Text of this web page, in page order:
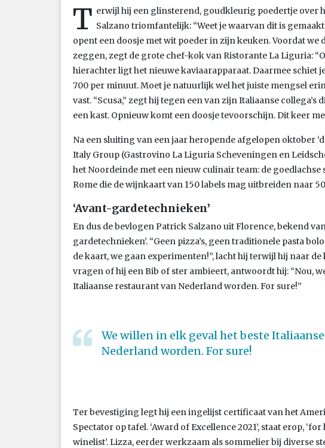
T erwijl hij een glinsterend, goudkleurig poedertje over
Salzano triomfantelijk: “Weet je waarvan dit is
opent een doosje met wit poeder in zijn keuken. Voordat we
zeggen, zegt de grote chef-kok van Ristorante La Liguria:
hierachter ligt het nieuwe kaviaarapparaat. Daarmee schiet
700 per minuut. Moet je natuurlijk wel het juiste mengsel
vast. “Scusa,” zegt hij tegen een van zijn Italiaanse collega’s
een kast. Opnieuw komt een doosje tevoorschijn. Dit keer
Na een sluiting van een jaar heropende afgelopen oktober
Italy Group (Gastrovino La Liguria Scheveningen en
het Noordeinde met een nieuw culinair team: de
Rome die de wijnkaart van 150 labels mag uitbreiden naar
‘Avant-gardetechnieken’
En dus de bevlogen Patrick Salzano uit Florence, bekend
gardetechnieken’. “Geen pizza’s, geen traditionele pasta
de kaart, we gaan experimenten!”, lacht hij terwijl hij naar de
vragen of hij een Bib of ster ambieert, antwoordt hij: “Nou,
Italiaanse restaurant van Nederland worden. For sure!”
We willen in elk geval het beste
Nederland worden. For sure!
Ter bevestiging legt hij een ingelijst certificaat van het
Spectator op tafel. ‘Award of Excellence 2021’, staat erop,
winelist’. Lizza, eerder werkzaam als sommelier bij diverse